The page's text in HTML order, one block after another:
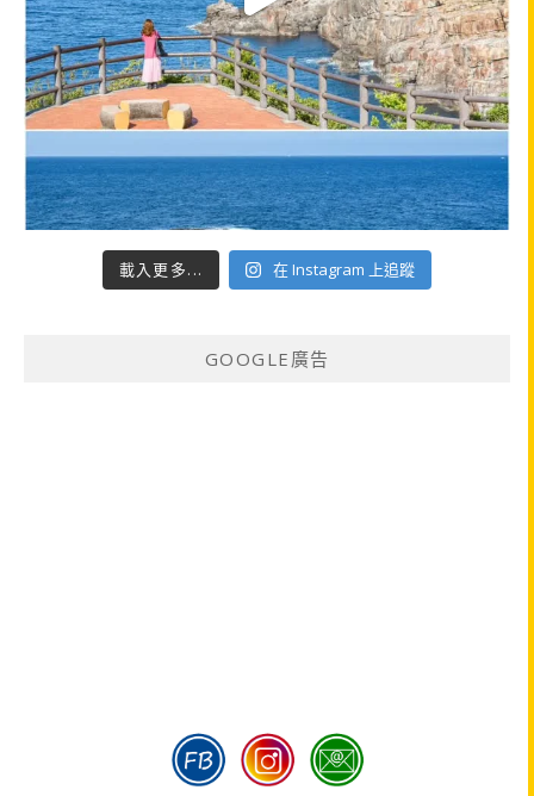
載入更多... 在 Instagram 上追蹤
GOOGLE廣告